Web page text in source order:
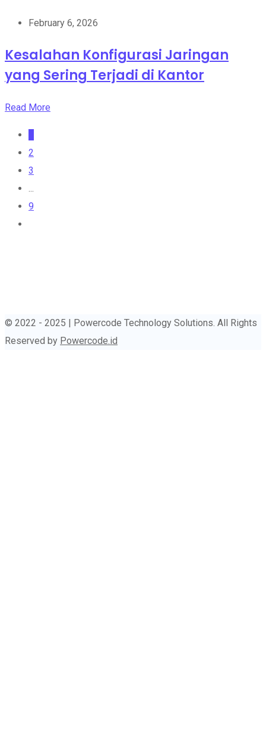
February 6, 2026
Kesalahan Konfigurasi Jaringan
yang Sering Terjadi di Kantor
Read More
2
3
...
9
© 2022 - 2025 | Powercode Technology Solutions. All Rights
Reserved by Powercode.id